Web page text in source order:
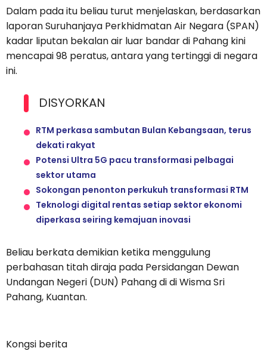
Dalam pada itu beliau turut menjelaskan, berdasarkan
laporan Suruhanjaya Perkhidmatan Air Negara (SPAN)
kadar liputan bekalan air luar bandar di Pahang kini
mencapai 98 peratus, antara yang tertinggi di negara
ini.
DISYORKAN
RTM perkasa sambutan Bulan Kebangsaan, terus
dekati rakyat
Potensi Ultra 5G pacu transformasi pelbagai
sektor utama
Sokongan penonton perkukuh transformasi RTM
Teknologi digital rentas setiap sektor ekonomi
diperkasa seiring kemajuan inovasi
Beliau berkata demikian ketika menggulung
perbahasan titah diraja pada Persidangan Dewan
Undangan Negeri (DUN) Pahang di di Wisma Sri
Pahang, Kuantan.
Kongsi berita